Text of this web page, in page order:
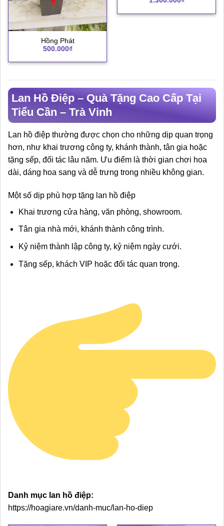
Hồng Phát
500.000₫
Lan Hồ Điệp – Quà Tặng Cao Cấp Tại
Tiểu Cần – Trà Vinh
Lan hồ điệp thường được chọn cho những dịp quan trọng
hơn, như khai trương công ty, khánh thành, tân gia hoặc
tặng sếp, đối tác lâu năm. Ưu điểm là thời gian chơi hoa
dài, dáng hoa sang và dễ trưng trong nhiều không gian.
Một số dịp phù hợp tặng lan hồ điệp
Khai trương cửa hàng, văn phòng, showroom.
Tân gia nhà mới, khánh thành công trình.
Kỷ niệm thành lập công ty, kỷ niệm ngày cưới.
Tặng sếp, khách VIP hoặc đối tác quan trọng.
Danh mục lan hồ điệp:
https://hoagiare.vn/danh-muc/lan-ho-diep